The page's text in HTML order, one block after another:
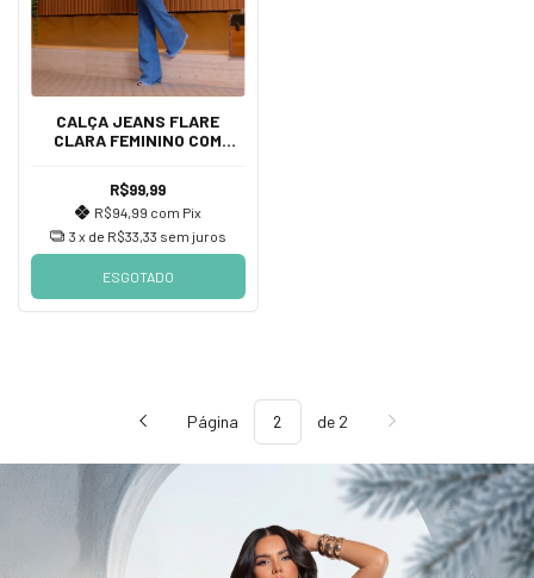
CALÇA JEANS FLARE
CLARA FEMININO COM
DIVINE JEANS
R$99,99
R$94,99 com Pix
3 x de R$33,33 sem juros
ESGOTADO
Página de 2